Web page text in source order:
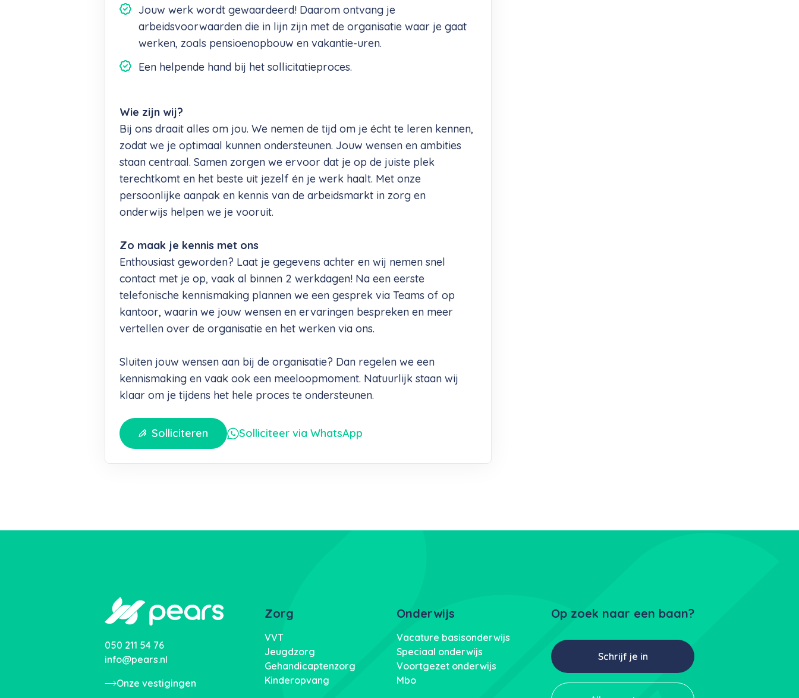
Jouw werk wordt gewaardeerd! Daarom ontvang je
arbeidsvoorwaarden die in lijn zijn met de organisatie waar je gaat
werken, zoals pensioenopbouw en vakantie-uren.
Een helpende hand bij het sollicitatieproces.
Wie zijn wij?
Bij ons draait alles om jou. We nemen de tijd om je écht te leren kennen,
zodat we je optimaal kunnen ondersteunen. Jouw wensen en ambities
staan centraal. Samen zorgen we ervoor dat je op de juiste plek
terechtkomt en het beste uit jezelf én je werk haalt. Met onze
persoonlijke aanpak en kennis van de arbeidsmarkt in zorg en
onderwijs helpen we je vooruit.
Zo maak je kennis met ons
Enthousiast geworden? Laat je gegevens achter en wij nemen snel
contact met je op, vaak al binnen 2 werkdagen! Na een eerste
telefonische kennismaking plannen we een gesprek via Teams of op
kantoor, waarin we jouw wensen en ervaringen bespreken en meer
vertellen over de organisatie en het werken via ons.
Sluiten jouw wensen aan bij de organisatie? Dan regelen we een
kennismaking en vaak ook een meeloopmoment. Natuurlijk staan wij
klaar om je tijdens het hele proces te ondersteunen.
Solliciteren Solliciteer via WhatsApp
050 211 54 76
info@pears.nl
Onze vestigingen
Zorg
VVT
Jeugdzorg
Gehandicaptenzorg
Kinderopvang
Onderwijs
Vacature basisonderwijs
Speciaal onderwijs
Voortgezet onderwijs
Mbo
Op zoek naar een baan?
Schrijf je in